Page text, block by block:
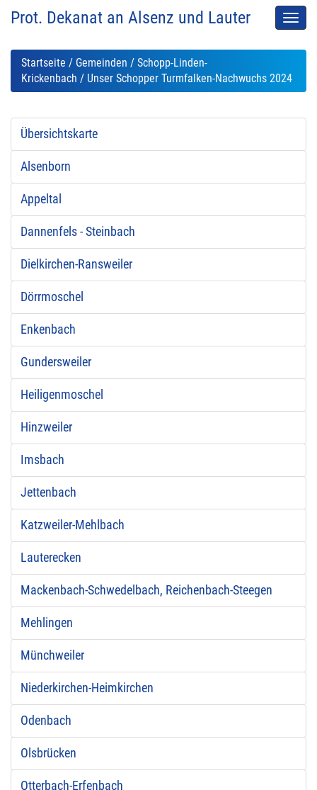
Prot. Dekanat an Alsenz und Lauter
Startseite / Gemeinden / Schopp-Linden-
Krickenbach / Unser Schopper Turmfalken-Nachwuchs 2024
Übersichtskarte
Alsenborn
Appeltal
Dannenfels - Steinbach
Dielkirchen-Ransweiler
Dörrmoschel
Enkenbach
Gundersweiler
Heiligenmoschel
Hinzweiler
Imsbach
Jettenbach
Katzweiler-Mehlbach
Lauterecken
Mackenbach-Schwedelbach, Reichenbach-Steegen
Mehlingen
Münchweiler
Niederkirchen-Heimkirchen
Odenbach
Olsbrücken
Otterbach-Erfenbach